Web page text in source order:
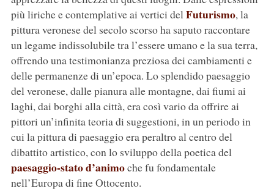
più liriche e contemplative ai vertici delFuturismo, la
pittura veronese del secolo scorso ha saputo raccontare
un legame indissolubile tra l’essere umano e la sua terra,
offrendo una testimonianza preziosa dei cambiamenti e
delle permanenze di un’epoca. Lo splendido paesaggio
del veronese, dalle pianura alle montagne, dai fiumi ai
laghi, dai borghi alla città, era così vario da offrire ai
pittori un’infinita teoria di suggestioni, in un periodo in
cui la pittura di paesaggio era peraltro al centro del
dibattito artistico, con lo sviluppo della poetica del
paesaggio-stato d’animoche fu fondamentale
nell’Europa di fine Ottocento.